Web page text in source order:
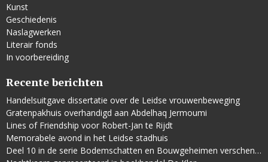
Kunst
Geschiedenis
Naslagwerken
Literair fonds
In voorbereiding
Recente berichten
Handelsuitgave dissertatie over de Leidse vrouwenbeweging
Gratenpakhuis overhandigd aan Abdelhaq Jermoumi
Lines of Friendship voor Robert-Jan te Rijdt
Memorabele avond in het Leidse stadhuis
Deel 10 in de serie Bodemschatten en Bouwgeheimen verschenen